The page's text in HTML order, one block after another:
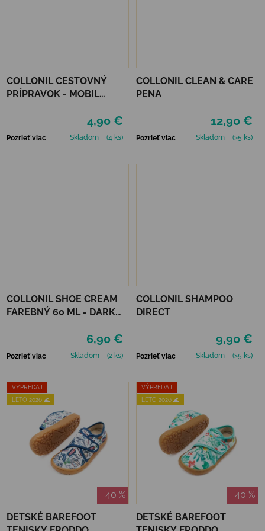
COLLONIL CESTOVNÝ
PRÍPRAVOK - MOBIL
4,90 €
Pozrieť viac Skladom (4 ks)
COLLONIL CLEAN & CARE
PENA
12,90 €
Pozrieť viac Skladom (>5 ks)
COLLONIL SHOE CREAM
FAREBNÝ 60 ML - DARK
6,90 €
Pozrieť viac Skladom (2 ks)
COLLONIL SHAMPOO
DIRECT
9,90 €
Pozrieť viac Skladom (>5 ks)
VÝPREDAJ
LETO 2026 🌊
–40 %
DETSKÉ BAREFOOT
VÝPREDAJ
LETO 2026 🌊
–40 %
DETSKÉ BAREFOOT